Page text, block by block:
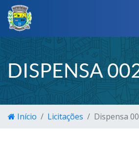
DISPENSA
Início Licitações Dispensa